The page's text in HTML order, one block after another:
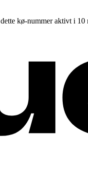
kø-nummer aktivt i 10